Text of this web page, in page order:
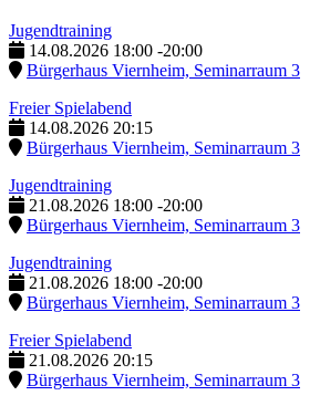
Jugendtraining
14.08.2026 18:00 -20:00
Bürgerhaus Viernheim, Seminarraum 3
Freier Spielabend
14.08.2026 20:15
Bürgerhaus Viernheim, Seminarraum 3
Jugendtraining
21.08.2026 18:00 -20:00
Bürgerhaus Viernheim, Seminarraum 3
Jugendtraining
21.08.2026 18:00 -20:00
Bürgerhaus Viernheim, Seminarraum 3
Freier Spielabend
21.08.2026 20:15
Bürgerhaus Viernheim, Seminarraum 3